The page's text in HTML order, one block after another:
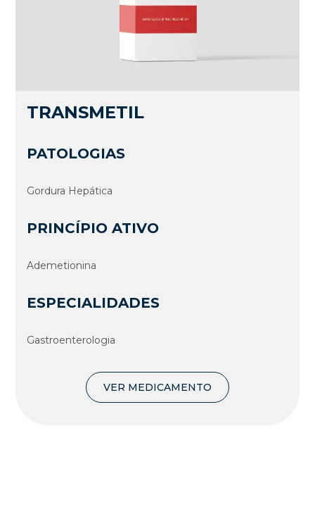
TRANSMETIL
PATOLOGIAS
Gordura Hepática
PRINCÍPIO ATIVO
Ademetionina
ESPECIALIDADES
Gastroenterologia
VER MEDICAMENTO